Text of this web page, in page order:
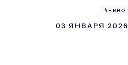
#кино
03 ЯНВАРЯ 2026